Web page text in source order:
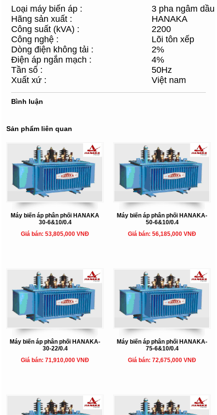
Loại máy biến áp :
3 pha ngâm dầu
Hãng sản xuất :
HANAKA
Công suất (kVA) :
2200
Công nghệ :
Lõi tôn xếp
Dòng điện không tải :
2%
Điện áp ngắn mạch :
4%
Tần số :
50Hz
Xuất xứ :
Việt nam
Bình luận
Sản phẩm liên quan
Máy biến áp phân phối HANAKA
30-6&10/0.4
Giá bán: 53,805,000 VNĐ
Máy biến áp phân phối HANAKA-
50-6&10/0.4
Giá bán: 56,185,000 VNĐ
Máy biến áp phân phối HANAKA-
30-22/0.4
Giá bán: 71,910,000 VNĐ
Máy biến áp phân phối HANAKA-
75-6&10/0.4
Giá bán: 72,675,000 VNĐ